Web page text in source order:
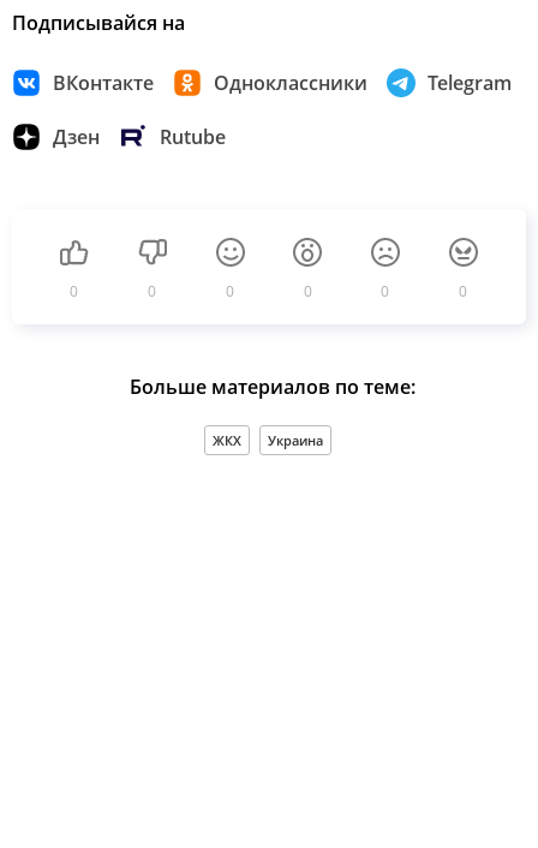
Подписывайся на
ВКонтакте Одноклассники Telegram
Дзен Rutube
0 0 0 0 0 0
Больше материалов по теме:
ЖКХ Украина